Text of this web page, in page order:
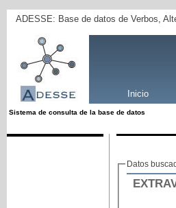
ADESSE: Base de datos de Verbos,
Inicio
Sistema de consulta de la base de datos
Datos